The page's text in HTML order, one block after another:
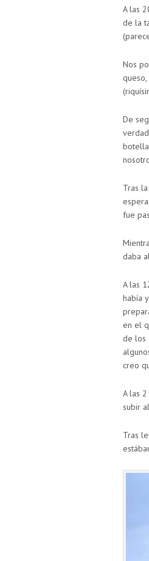
A las
de la
Nos
De
Tras
fue
daba
A las
había
en el
de los
creo
A las
subir al
Tras